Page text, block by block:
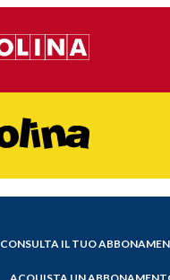
CONSULTA IL TUO